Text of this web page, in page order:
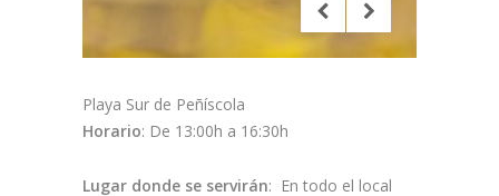
Playa Sur de Peñíscola
Horario: De 13:00h a 16:30h
Lugar donde se servirán: En todo el local